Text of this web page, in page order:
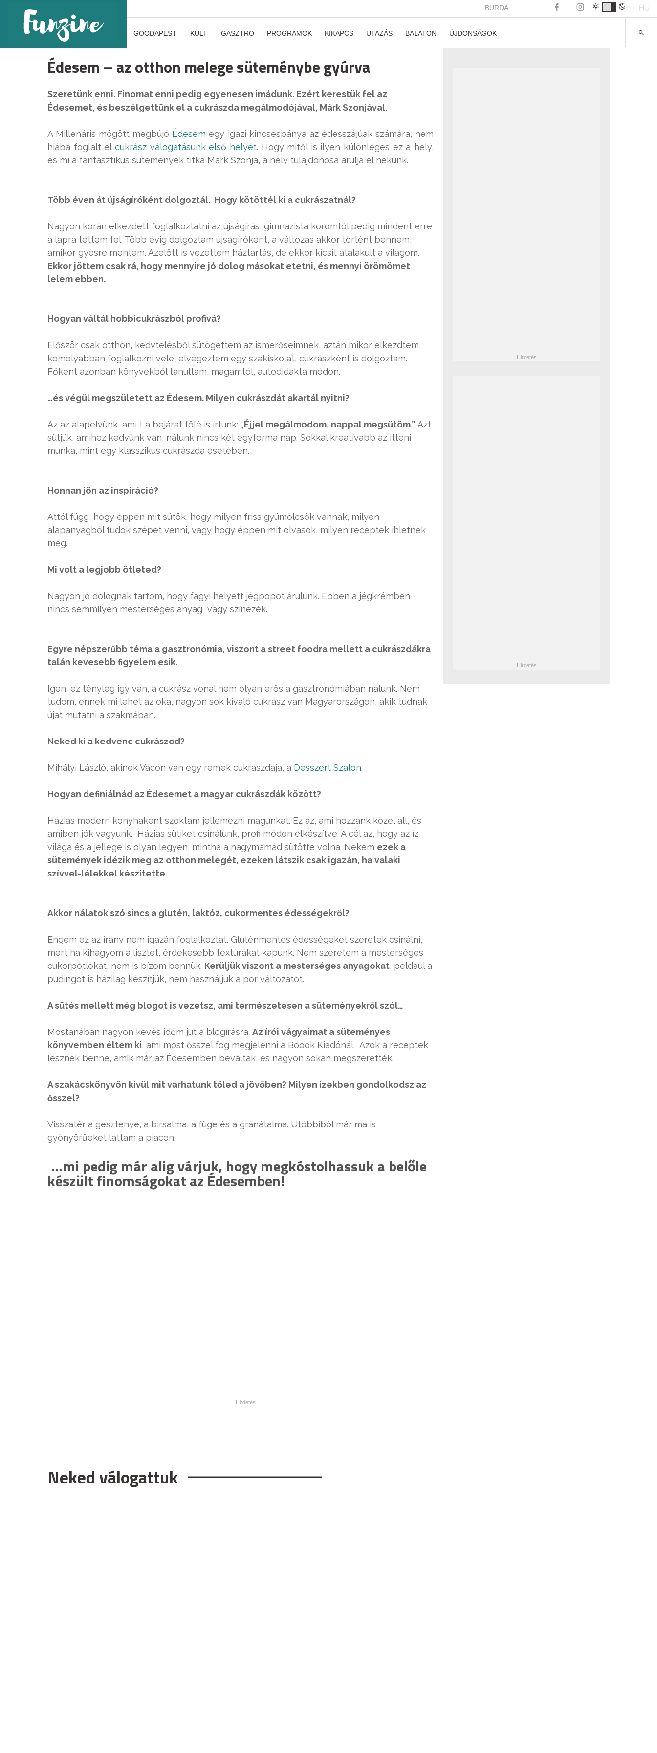
BURDA HU
GOODAPEST KULT GASZTRO PROGRAMOK KIKAPCS UTAZÁS BALATON ÚJDONSÁGOK
Édesem – az otthon melege süteménybe gyúrva
Szeretünk enni. Finomat enni pedig egyenesen imádunk. Ezért kerestük fel az
Édesemet, és beszélgettünk el a cukrászda megálmodójával, Márk Szonjával.
A Millenáris mögött megbújó Édesem egy igazi kincsesbánya az édesszájúak számára, nem
hiába foglalt el cukrász válogatásunk első helyét. Hogy mitől is ilyen különleges ez a hely,
és mi a fantasztikus sütemények titka Márk Szonja, a hely tulajdonosa árulja el nekünk.
Több éven át újságíróként dolgoztál. Hogy kötöttél ki a cukrászatnál?
Nagyon korán elkezdett foglalkoztatni az újságírás, gimnazista koromtól pedig mindent erre
a lapra tettem fel. Több évig dolgoztam újságíróként, a változás akkor történt bennem,
amikor gyesre mentem. Azelőtt is vezettem háztartás, de ekkor kicsit átalakult a világom.
Ekkor jöttem csak rá, hogy mennyire jó dolog másokat etetni, és mennyi örömömet
lelem ebben.
Hogyan váltál hobbicukrászból profivá?
Először csak otthon, kedvtelésből sütögettem az ismerőseimnek, aztán mikor elkezdtem
komolyabban foglalkozni vele, elvégeztem egy szakiskolát, cukrászként is dolgoztam.
Főként azonban könyvekből tanultam, magamtól, autodidakta módon.
…és végül megszületett az Édesem. Milyen cukrászdát akartál nyitni?
Az az alapelvünk, ami t a bejárat fölé is írtunk: „Éjjel megálmodom, nappal megsütöm.” Azt
sütjük, amihez kedvünk van, nálunk nincs két egyforma nap. Sokkal kreatívabb az itteni
munka, mint egy klasszikus cukrászda esetében.
Honnan jön az inspiráció?
Attól függ, hogy éppen mit sütök, hogy milyen friss gyümölcsök vannak, milyen
alapanyagból tudok szépet venni, vagy hogy éppen mit olvasok, milyen receptek ihletnek
meg.
Mi volt a legjobb ötleted?
Nagyon jó dolognak tartom, hogy fagyi helyett jégpopot árulunk. Ebben a jégkrémben
nincs semmilyen mesterséges anyag vagy színezék.
Egyre népszerűbb téma a gasztronómia, viszont a street foodra mellett a cukrászdákra
talán kevesebb figyelem esik.
Igen, ez tényleg így van, a cukrász vonal nem olyan erős a gasztronómiában nálunk. Nem
tudom, ennek mi lehet az oka, nagyon sok kiváló cukrász van Magyarországon, akik tudnak
újat mutatni a szakmában.
Neked ki a kedvenc cukrászod?
Mihályi László, akinek Vácon van egy remek cukrászdája, a Desszert Szalon.
Hogyan definiálnád az Édesemet a magyar cukrászdák között?
Házias modern konyhaként szoktam jellemezni magunkat. Ez az, ami hozzánk közel áll, és
amiben jók vagyunk. Házias sütiket csinálunk, profi módon elkészítve. A cél az, hogy az íz
világa és a jellege is olyan legyen, mintha a nagymamád sütötte volna. Nekem ezek a
sütemények idézik meg az otthon melegét, ezeken látszik csak igazán, ha valaki
szívvel-lélekkel készítette.
Akkor nálatok szó sincs a glutén, laktóz, cukormentes édességekről?
Engem ez az irány nem igazán foglalkoztat. Gluténmentes édességeket szeretek csinálni,
mert ha kihagyom a lisztet, érdekesebb textúrákat kapunk. Nem szeretem a mesterséges
cukorpótlókat, nem is bízom bennük. Kerüljük viszont a mesterséges anyagokat, például a
pudingot is házilag készítjük, nem használjuk a por változatot.
A sütés mellett még blogot is vezetsz, ami természetesen a süteményekről szól…
Mostanában nagyon kevés időm jut a blogírásra. Az írói vágyaimat a süteményes
könyvemben éltem ki, ami most ősszel fog megjelenni a Boook Kiadónál. Azok a receptek
lesznek benne, amik már az Édesemben beváltak, és nagyon sokan megszerették.
A szakácskönyvön kívül mit várhatunk tőled a jövőben? Milyen ízekben gondolkodsz az
ősszel?
Visszatér a gesztenye, a birsalma, a füge és a gránátalma. Utóbbiból már ma is
gyönyörűeket láttam a piacon.
…mi pedig már alig várjuk, hogy megkóstolhassuk a belőle
készült finomságokat az Édesemben!
Neked válogattuk